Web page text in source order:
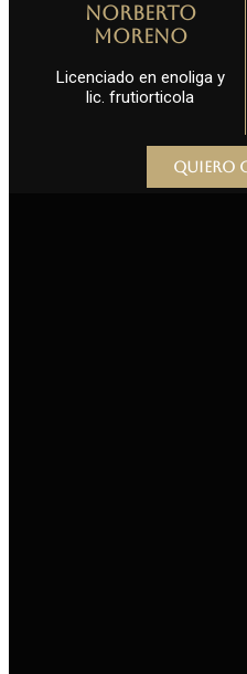
Norberto
Moreno
Licenciado en enoliga y
lic. frutiorticola
Quiero